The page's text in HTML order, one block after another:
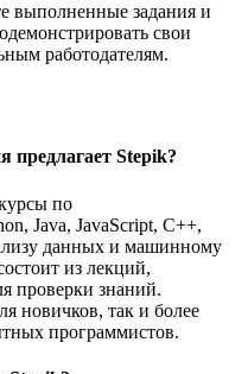
выполненные задания и
свои
работодателям.
Stepik?
по
Java, JavaScript, C++,
данных и машинному
из лекций,
проверки знаний.
новичков, так и более
программистов.